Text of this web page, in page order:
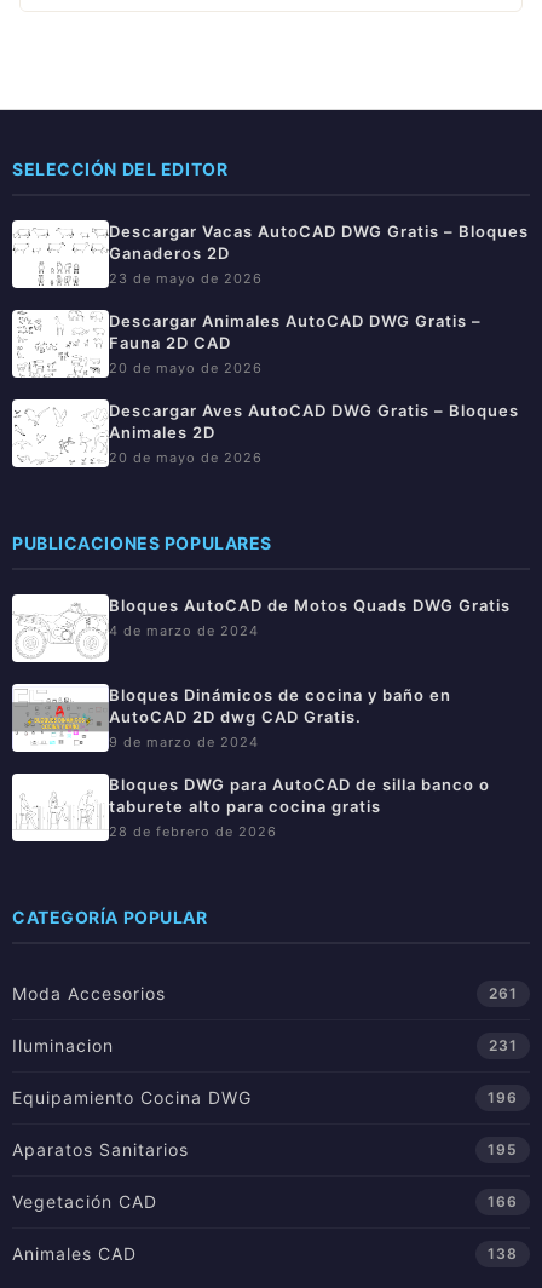
SELECCIÓN DEL EDITOR
Descargar Vacas AutoCAD DWG Gratis – Bloques
Ganaderos 2D
23 de mayo de 2026
Descargar Animales AutoCAD DWG Gratis –
Fauna 2D CAD
20 de mayo de 2026
Descargar Aves AutoCAD DWG Gratis – Bloques
Animales 2D
20 de mayo de 2026
PUBLICACIONES POPULARES
Bloques AutoCAD de Motos Quads DWG Gratis
4 de marzo de 2024
Bloques Dinámicos de cocina y baño en
AutoCAD 2D dwg CAD Gratis.
9 de marzo de 2024
Bloques DWG para AutoCAD de silla banco o
taburete alto para cocina gratis
28 de febrero de 2026
CATEGORÍA POPULAR
Moda Accesorios 261
Iluminacion 231
Equipamiento Cocina DWG 196
Aparatos Sanitarios 195
Vegetación CAD 166
Animales CAD 138